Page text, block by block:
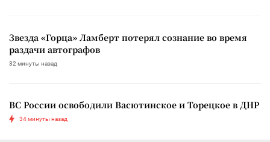
Звезда «Горца» Ламберт потерял сознание во время
раздачи автографов
32 минуты назад
ВС России освободили Васютинское и Торецкое в ДНР
34 минуты назад